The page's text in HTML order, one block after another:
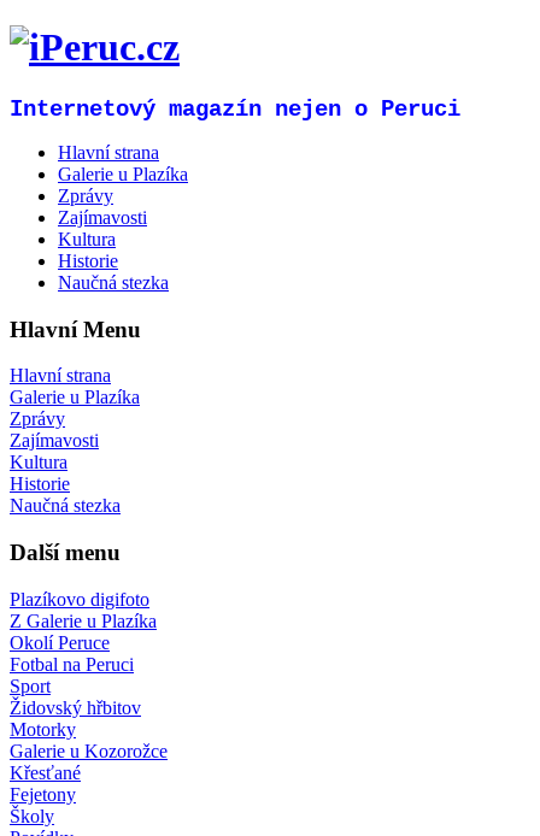
Internetový magazín nejen o Peruci
Hlavní strana
Galerie u Plazíka
Zprávy
Zajímavosti
Kultura
Historie
Naučná stezka
Hlavní Menu
Hlavní strana
Galerie u Plazíka
Zprávy
Zajímavosti
Kultura
Historie
Naučná stezka
Další menu
Plazíkovo digifoto
Z Galerie u Plazíka
Okolí Peruce
Fotbal na Peruci
Sport
Židovský hřbitov
Motorky
Galerie u Kozorožce
Křesťané
Fejetony
Školy